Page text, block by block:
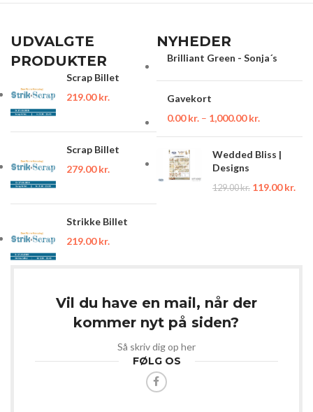
UDVALGTE
PRODUKTER
Scrap Billet
219.00kr.
Scrap Billet
279.00kr.
Strikke Billet
219.00kr.
NYHEDER
Brilliant Green - Sonja´s
Gavekort
0.00kr. – 1,000.00kr.
Wedded Bliss |
Designs
129.00kr. 119.00kr.
Vil du have en mail, når der
kommer nyt på siden?
Så skriv dig op her
FØLG OS